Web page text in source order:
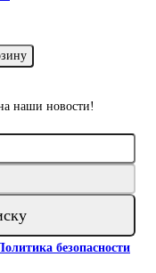
наши новости!
безопасности